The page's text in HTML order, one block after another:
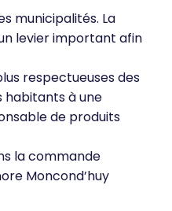
municipalités. La
levier important afin
respectueuses des
habitants à une
de produits
la commande
Moncond’huy